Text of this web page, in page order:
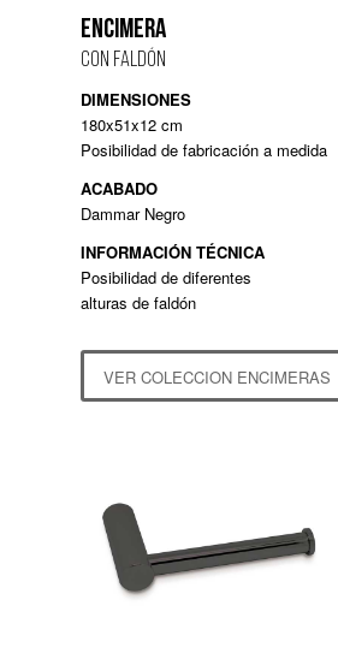
ENCIMERA
CON FALDÓN
DIMENSIONES
180x51x12 cm
Posibilidad de fabricación a medida
ACABADO
Dammar Negro
INFORMACIÓN TÉCNICA
Posibilidad de diferentes
alturas de faldón
VER COLECCION ENCIMERAS